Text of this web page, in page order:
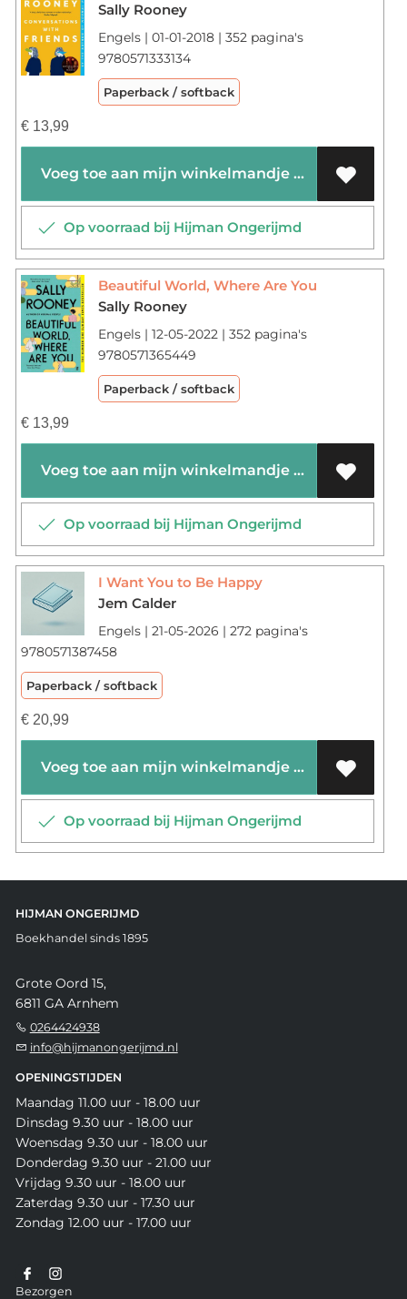
Sally Rooney
Engels | 01-01-2018 | 352 pagina's
9780571333134
Paperback / softback
€13,99
Voeg toe aan mijn winkelmandje
Op voorraad bij Hijman Ongerijmd
Beautiful World, Where Are You
Sally Rooney
Engels | 12-05-2022 | 352 pagina's
9780571365449
Paperback / softback
€13,99
Voeg toe aan mijn winkelmandje
Op voorraad bij Hijman Ongerijmd
I Want You to Be Happy
Jem Calder
Engels | 21-05-2026 | 272 pagina's
9780571387458
Paperback / softback
€20,99
Voeg toe aan mijn winkelmandje
Op voorraad bij Hijman Ongerijmd
HIJMAN ONGERIJMD
Boekhandel sinds 1895
Grote Oord 15,
6811 GA Arnhem
0264424938
info@hijmanongerijmd.nl
OPENINGSTIJDEN
Maandag 11.00 uur - 18.00 uur
Dinsdag 9.30 uur - 18.00 uur
Woensdag 9.30 uur - 18.00 uur
Donderdag 9.30 uur - 21.00 uur
Vrijdag 9.30 uur - 18.00 uur
Zaterdag 9.30 uur - 17.30 uur
Zondag 12.00 uur - 17.00 uur
Bezorgen